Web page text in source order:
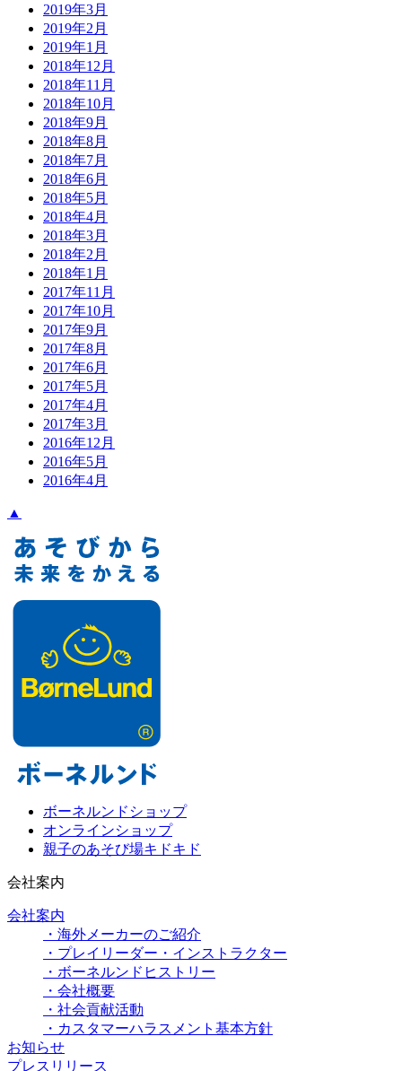
2019年3月
2019年2月
2019年1月
2018年12月
2018年11月
2018年10月
2018年9月
2018年8月
2018年7月
2018年6月
2018年5月
2018年4月
2018年3月
2018年2月
2018年1月
2017年11月
2017年10月
2017年9月
2017年8月
2017年6月
2017年5月
2017年4月
2017年3月
2016年12月
2016年5月
2016年4月
▲
ボーネルンドショップ
オンラインショップ
親子のあそび場キドキド
会社案内
会社案内
・海外メーカーのご紹介
・プレイリーダー・インストラクター
・ボーネルンドヒストリー
・会社概要
・社会貢献活動
・カスタマーハラスメント基本方針
お知らせ
プレスリリース